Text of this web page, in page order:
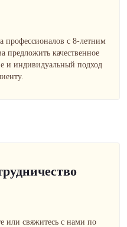
профессионалов с 8-летним
предложить качественное
и индивидуальный подход
или свяжитесь с нами по